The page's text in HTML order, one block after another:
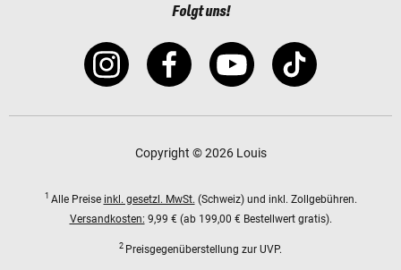
Folgt uns!
Copyright © 2026 Louis
1 Alle Preise inkl. gesetzl. MwSt. (Schweiz) und inkl. Zollgebühren.
Versandkosten: 9,99 € (ab 199,00 € Bestellwert gratis).
2 Preisgegenüberstellung zur UVP.